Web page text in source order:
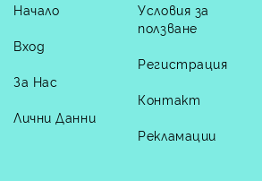
Начало
Вход
За Нас
Лични Данни
Условия за
ползване
Регистрация
Контакт
Рекламации